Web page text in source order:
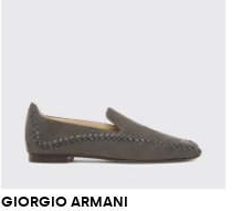
GIORGIO ARMANI